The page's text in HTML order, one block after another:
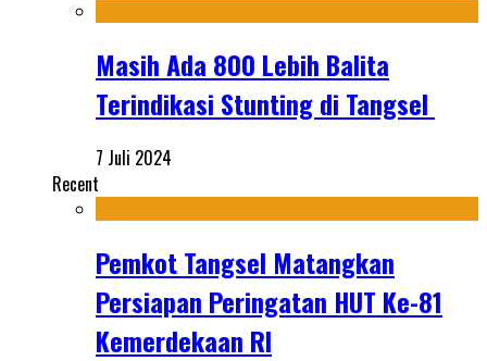
Masih Ada 800 Lebih Balita
Terindikasi Stunting di Tangsel
7 Juli 2024
Recent
Pemkot Tangsel Matangkan
Persiapan Peringatan HUT Ke-81
Kemerdekaan RI